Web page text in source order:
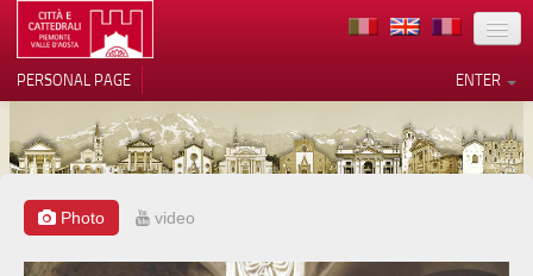
LOCATION
ARCHITECTURE
MUSEUMS
ITINERARIES
ENTER
PERSONAL PAGE
Photo video
Notice at collection
Your Privacy Choices